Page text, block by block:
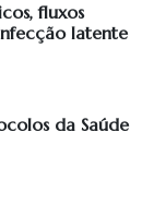
fluxos
latente
da Saúde